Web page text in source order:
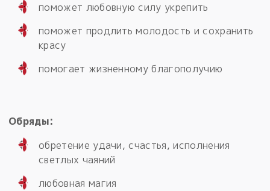
поможет любовную силу укрепить
поможет продлить молодость и сохранить
красу
помогает жизненному благополучию
Обряды:
обретение удачи, счастья, исполнения
светлых чаяний
любовная магия